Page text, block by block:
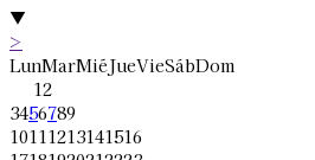
▼
>
LunMarMiéJueVieSábDom
12
3456789
10111213141516